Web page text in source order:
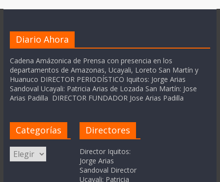
Diario Ahora
Cadena Amázonica de Prensa con presencia en los
departamentos de Amazonas, Ucayali, Loreto San Martín y
Huanuco DIRECTOR PERIODÍSTICO Iquitos: Jorge Arias
Sandoval Ucayali: Patricia Arias de Lozada San Martín: Jose
Arias Padilla DIRECTOR FUNDADOR Jose Arias Padilla
Categorías
Categorías
Directores
Director Iquitos:
Jorge Arias
Sandoval Director
Ucayali: Patricia